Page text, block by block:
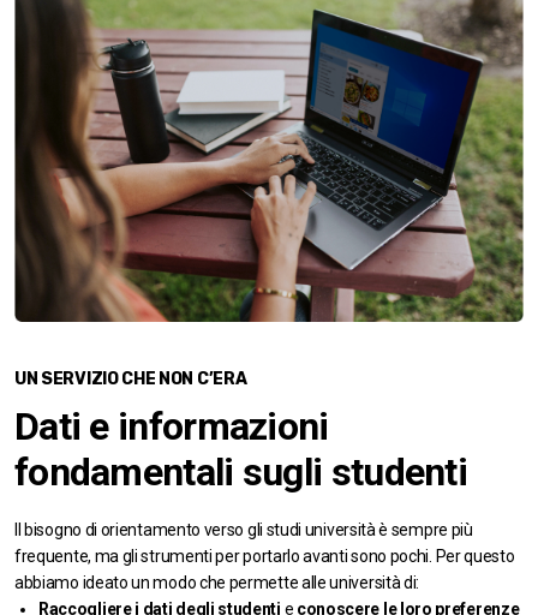
UN SERVIZIO CHE NON C’ERA
Dati e informazioni
fondamentali sugli studenti
Il bisogno di orientamento verso gli studi università è sempre più
frequente, ma gli strumenti per portarlo avanti sono pochi. Per questo
abbiamo ideato un modo che permette alle università di:
Raccogliere i dati degli studenti e conoscere le loro preferenze